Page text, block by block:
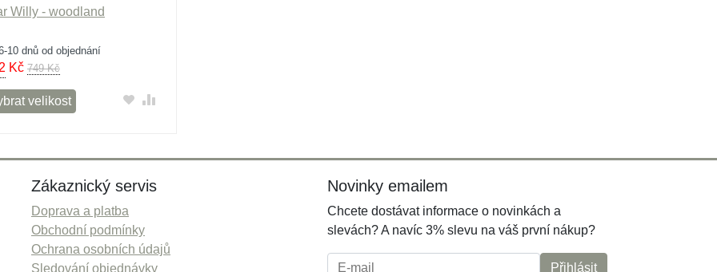
Willy - woodland
10 dnů od objednání
Kč 749 Kč
velikost
Zákaznický servis
Doprava a platba
Obchodní podmínky
Ochrana osobních údajů
Sledování objednávky
Novinky emailem
Chcete dostávat informace o novinkách a
slevách? A navíc 3% slevu na váš první nákup?
E-mail: Přihlásit